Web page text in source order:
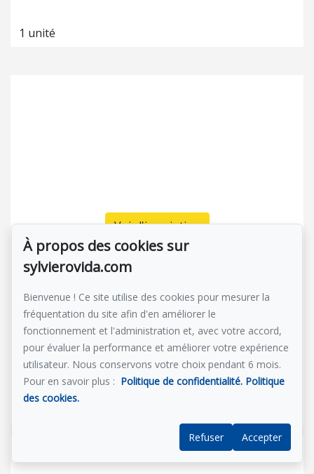
1 unité
Voir l'inscription
Ville Marie
Montréal
720 000 $
À Vendre - Appartement
Référence : 22755237
1150 Rue St-Denis, Ville-Marie
À propos des cookies sur
sylvierovida.com
Bienvenue ! Ce site utilise des cookies pour mesurer la
fréquentation du site afin d'en améliorer le
fonctionnement et l'administration et, avec votre accord,
pour évaluer la performance et améliorer votre expérience
utilisateur. Nous conservons votre choix pendant 6 mois.
Pour en savoir plus : Politique de confidentialité. Politique
des cookies.
Refuser Accepter